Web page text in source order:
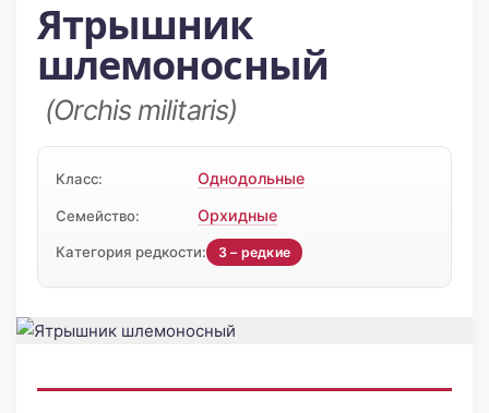
Ятрышник
шлемоносный
(Orchis militaris)
Класс: Однодольные
Семейство: Орхидные
Категория редкости: 3 – редкие